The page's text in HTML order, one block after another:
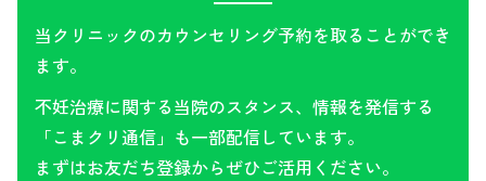
当クリニックのカウンセリング予約を取ることができ
ます。
不妊治療に関する当院のスタンス、情報を発信する
「こまクリ通信」も一部配信しています。
まずはお友だち登録からぜひご活用ください。